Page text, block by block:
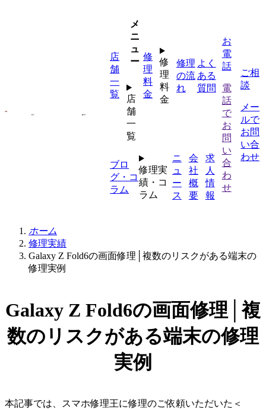
店
舗
一
覧
メ
ニ
ュ
ー
店
舗
一
覧
修
理
料
金
修
理
料
金
修理
の流
れ
よく
ある
質問
ブロ
グ・コ
ラム
修理実
績・コ
ラム
ニ
ュ
ー
ス
会
社
概
要
求
人
情
報
お
電
話
電
話
で
お
問
い
合
わ
せ
ご相
談
メー
ルで
お問
い合
わせ
ホーム
修理実績
Galaxy Z Fold6の画面修理│複数のリスクがある端末の
修理実例
Galaxy Z Fold6の画面修理│複
数のリスクがある端末の修理
実例
本記事では、スマホ修理王に修理のご依頼いただいた＜